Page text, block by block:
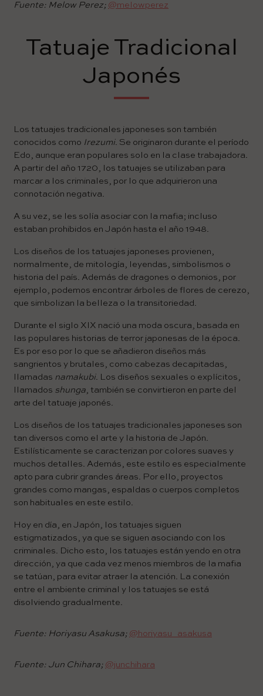
Fuente: Melow Perez; @melowperez
Tatuaje Tradicional
Japonés
Los tatuajes tradicionales japoneses son también
conocidos como Irezumi. Se originaron durante el período
Edo, aunque eran populares solo en la clase trabajadora.
A partir del año 1720, los tatuajes se utilizaban para
marcar a los criminales, por lo que adquirieron una
connotación negativa.
A su vez, se les solía asociar con la mafia; incluso
estaban prohibidos en Japón hasta el año 1948.
Los diseños de los tatuajes japoneses provienen,
normalmente, de mitología, leyendas, simbolismos o
historia del país. Además de dragones o demonios, por
ejemplo, podemos encontrar árboles de flores de cerezo,
que simbolizan la belleza o la transitoriedad.
Durante el siglo XIX nació una moda oscura, basada en
las populares historias de terror japonesas de la época.
Es por eso por lo que se añadieron diseños más
sangrientos y brutales, como cabezas decapitadas,
llamadas namakubi. Los diseños sexuales o explícitos,
llamados shunga, también se convirtieron en parte del
arte del tatuaje japonés.
Los diseños de los tatuajes tradicionales japoneses son
tan diversos como el arte y la historia de Japón.
Estilísticamente se caracterizan por colores suaves y
muchos detalles. Además, este estilo es especialmente
apto para cubrir grandes áreas. Por ello, proyectos
grandes como mangas, espaldas o cuerpos completos
son habituales en este estilo.
Hoy en día, en Japón, los tatuajes siguen
estigmatizados, ya que se siguen asociando con los
criminales. Dicho esto, los tatuajes están yendo en otra
dirección, ya que cada vez menos miembros de la mafia
se tatúan, para evitar atraer la atención. La conexión
entre el ambiente criminal y los tatuajes se está
disolviendo gradualmente.
Fuente: Horiyasu Asakusa; @horiyasu_asakusa
Fuente: Jun Chihara; @junchihara